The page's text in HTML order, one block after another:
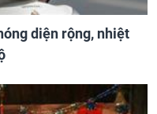
diện rộng, nhiệt